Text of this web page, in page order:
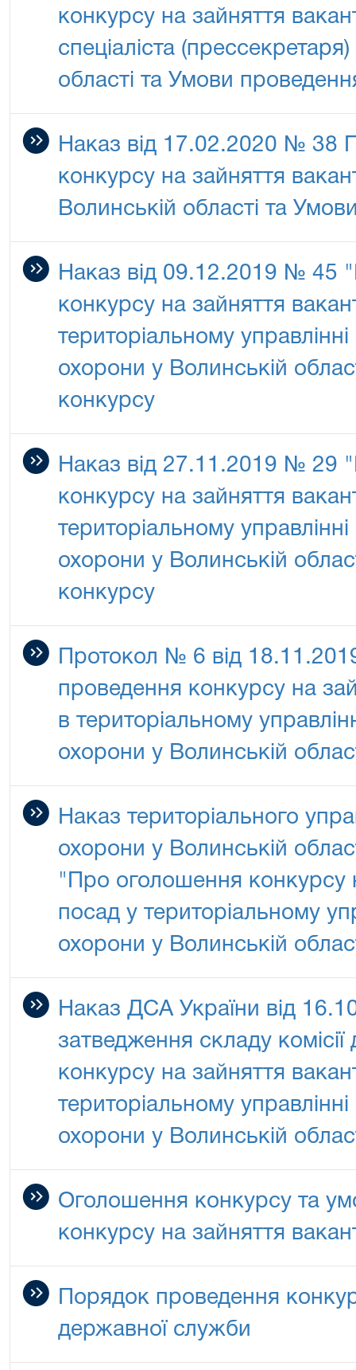
конкурсу на зайняття
спеціаліста
області та Умови
Наказ від 17.02.2020 № 38
конкурсу на зайняття
Волинській області та
Наказ від 09.12.2019 № 45
конкурсу на зайняття
територіальному
охорони у Волинській
конкурсу
Наказ від 27.11.2019 № 29
конкурсу на зайняття
територіальному
охорони у Волинській
конкурсу
Протокол № 6 від
проведення конкурсу на
в територіальному
охорони у Волинській
Наказ територіального
охорони у Волинській
"Про оголошення конкурсу
посад у територіальному
охорони у Волинській
Наказ ДСА України від
затведження складу
конкурсу на зайняття
територіальному
охорони у Волинській
Оголошення конкурсу та
конкурсу на зайняття
Порядок проведення
державної служби